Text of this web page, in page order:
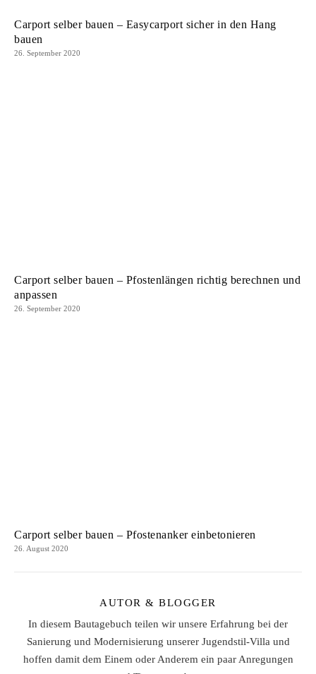
Carport selber bauen – Easycarport sicher in den Hang
bauen
26. September 2020
Carport selber bauen – Pfostenlängen richtig berechnen und
anpassen
26. September 2020
Carport selber bauen – Pfostenanker einbetonieren
26. August 2020
AUTOR & BLOGGER
In diesem Bautagebuch teilen wir unsere Erfahrung bei der
Sanierung und Modernisierung unserer Jugendstil-Villa und
hoffen damit dem Einem oder Anderem ein paar Anregungen